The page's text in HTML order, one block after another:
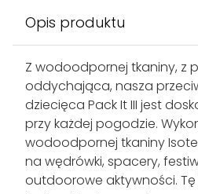
Opis produktu
Z wodoodpornej tkaniny, z
oddychająca, nasza
dziecięca Pack It III jest
przy każdej pogodzie.
wodoodpornej tkaniny
na wędrówki, spacery,
outdoorowe aktywności.